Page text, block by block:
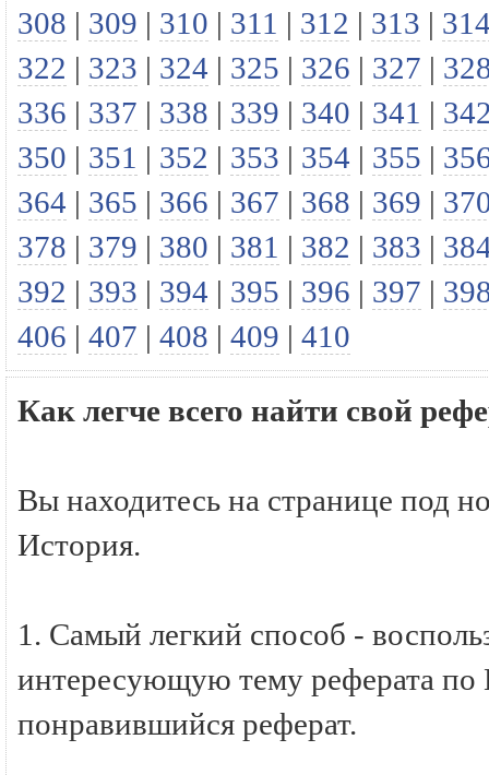
308 | 309 | 310 | 311 | 312 | 313 |
322 | 323 | 324 | 325 | 326 | 327 |
336 | 337 | 338 | 339 | 340 | 341 |
350 | 351 | 352 | 353 | 354 | 355 |
364 | 365 | 366 | 367 | 368 | 369 |
378 | 379 | 380 | 381 | 382 | 383 |
392 | 393 | 394 | 395 | 396 | 397 |
406 | 407 | 408 | 409 | 410
Как легче всего найти свой
Вы находитесь на странице под
История.
1. Самый легкий способ -
интересующую тему реферата по
понравившийся реферат.